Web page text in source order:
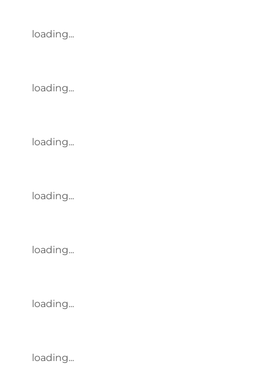
loading...
loading...
loading...
loading...
loading...
loading...
loading...